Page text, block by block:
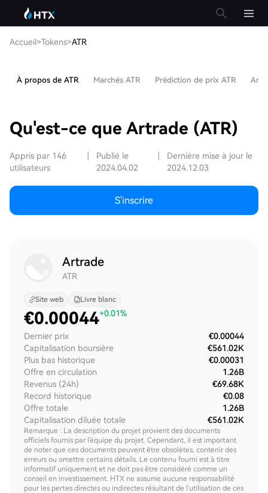
Accueil>Tokens>ATR
À propos de ATR Marchés ATR Prédiction de prix ATR
Qu'est-ce que Artrade (ATR)
Appris par 146
utilisateurs
Publié le
2024.04.02
Dernière mise à jour le
2024.12.03
S'inscrire
Artrade
ATR
Site web Livre blanc
€0.00044+0.01%
Dernier prix
€0.00044
Capitalisation boursière
€561.02K
Plus bas historique
€0.00031
Offre en circulation
1.26B
Revenus (24h)
€69.68K
Record historique
€0.08
Offre totale
1.26B
Capitalisation diluée totale
€561.02K
Remarque : La description du projet provient des documents
officiels fournis par l'équipe du projet. Cependant, il est important
de noter que ces documents peuvent être obsolètes, contenir des
erreurs ou omettre certains détails. Le contenu fourni est à titre
informatif uniquement et ne doit pas être considéré comme un
conseil en investissement. HTX ne assume aucune responsabilité
pour les pertes directes ou indirectes résultant de l'utilisation de ces